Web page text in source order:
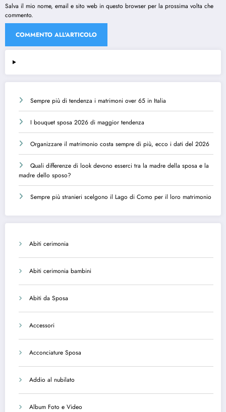
Salva il mio nome, email e sito web in questo browser per la prossima volta che
commento.
Sempre più di tendenza i matrimoni over 65 in Italia
I bouquet sposa 2026 di maggior tendenza
Organizzare il matrimonio costa sempre di più, ecco i dati del 2026
Quali differenze di look devono esserci tra la madre della sposa e la
madre dello sposo?
Sempre più stranieri scelgono il Lago di Como per il loro matrimonio
Abiti cerimonia
Abiti cerimonia bambini
Abiti da Sposa
Accessori
Acconciature Sposa
Addio al nubilato
Album Foto e Video